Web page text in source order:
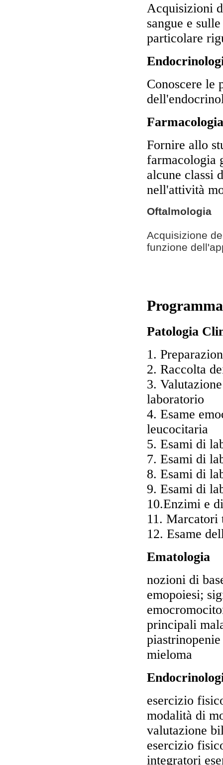
Acquisizioni
sangue e
particolare
Conoscere le
Fornire allo
farmacologia
alcune classi
nell'attività
Oftalmologia
Acquisizione
funzione
Programma
Patologia
1.
2. Raccolta
3.
laboratorio
4. Esame
leucocitaria
5. Esami di
7. Esami di
8. Esami di
9. Esami di
10.Enzimi e
11. Marcatori
12. Esame
Ematologia
nozioni di
emopoiesi;
principali
mieloma
esercizio
modalità di
valutazione
esercizio
integratori